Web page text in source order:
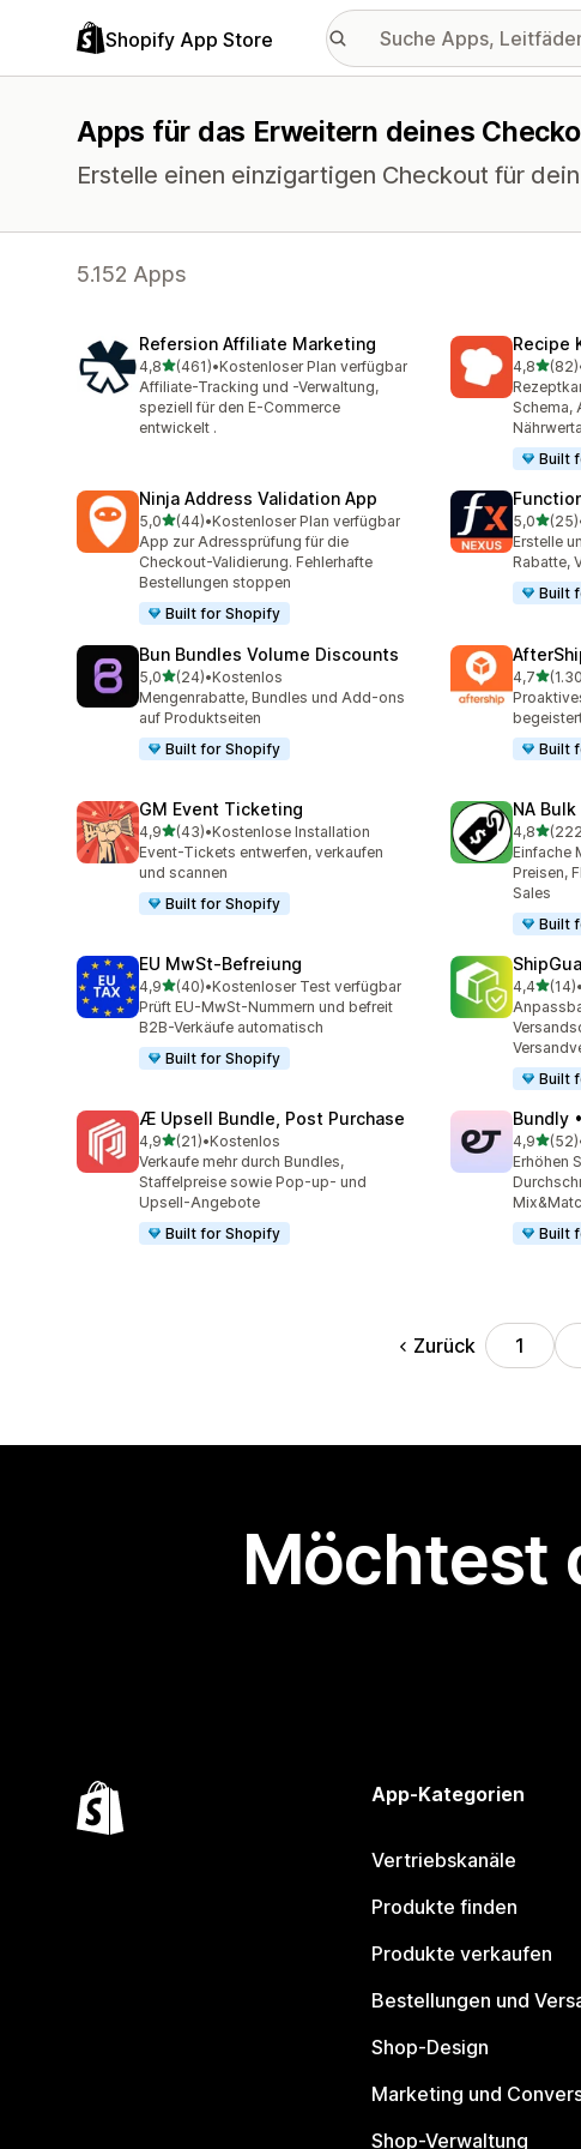
Shopify App Store
Apps für das Erweitern deines
Erstelle einen einzigartigen Checkout für
5.152 Apps
Refersion Affiliate Marketing
4,8von 5 Sternen
(461)
461 Rezensionen insgesamt
•Kostenloser Plan verfügbar
Affiliate-Tracking und -Verwaltung,
speziell für den E-Commerce
entwickelt .
Recipe
4,8von 5
(82)
82
Schema,
Built
Ninja Address Validation App
5,0von 5 Sternen
(44)
44 Rezensionen insgesamt
•Kostenloser Plan verfügbar
App zur Adressprüfung für die
Checkout-Validierung. Fehlerhafte
Bestellungen stoppen
Built for Shopify
5,0von 5
(25)
25
Erstelle
Rabatte,
Built
Bun Bundles Volume Discounts
5,0von 5 Sternen
(24)
24 Rezensionen insgesamt
•Kostenlos
Mengenrabatte, Bundles und Add-ons
auf Produktseiten
Built for Shopify
4,7von 5
1304
Built
GM Event Ticketing
4,9von 5 Sternen
(43)
43 Rezensionen insgesamt
•Kostenlose Installation
Event-Tickets entwerfen, verkaufen
und scannen
Built for Shopify
NA
4,8von 5
222
Einfache
Preisen,
Sales
Built
EU MwSt‑Befreiung
4,9von 5 Sternen
(40)
40 Rezensionen insgesamt
•Kostenloser Test verfügbar
Prüft EU-MwSt-Nummern und befreit
B2B-Verkäufe automatisch
Built for Shopify
4,4von 5
(14)
14 •
Built
Æ Upsell Bundle, Post Purchase
4,9von 5 Sternen
(21)
21 Rezensionen insgesamt
•Kostenlos
Verkaufe mehr durch Bundles,
Staffelpreise sowie Pop-up- und
Upsell-Angebote
Built for Shopify
Bundly
4,9von 5
(52)
52
Erhöhen
Built
Zurück 1
Möchtest
App-Kategorien
Vertriebskanäle
Produkte finden
Produkte verkaufen
Bestellungen und
Shop-Design
Marketing und
Shop-Verwaltung